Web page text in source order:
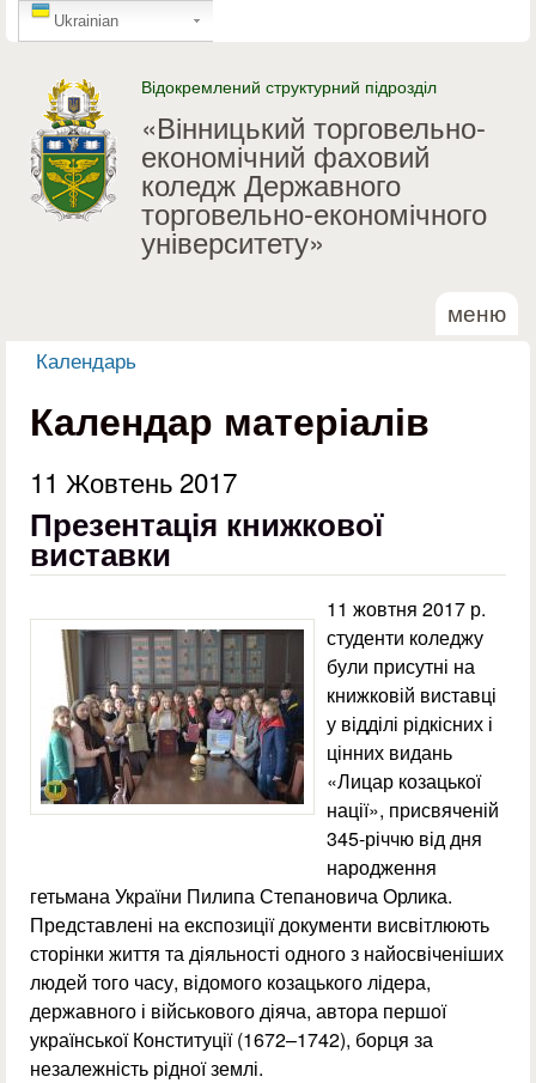
Перейти до основного
GTranslate
Ukrainian
Відокремлений структурний підрозділ
«Вінницький торговельно-
економічний фаховий
коледж Державного
торговельно-економічного
університету»
меню
Ви є тут
Календарь
Календар матеріалів
11 Жовтень 2017
Презентація книжкової
виставки
11 жовтня 2017 р.
студенти коледжу
були присутні на
книжковій виставці
у відділі рідкісних і
цінних видань
«Лицар козацької
нації», присвяченій
345-річчю від дня
народження
гетьмана України Пилипа Степановича Орлика.
Представлені на експозиції документи висвітлюють
сторінки життя та діяльності одного з найосвіченіших
людей того часу, відомого козацького лідера,
державного і військового діяча, автора першої
української Конституції (1672–1742), борця за
незалежність рідної землі.